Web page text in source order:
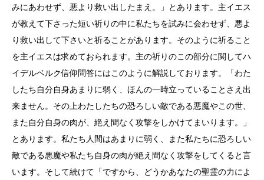
みにあわせず、悪より救い出したまえ。」とあります。主イエス
が教えて下さった短い祈りの中に私たちを試みに会わせず、悪よ
り救い出して下さいと祈ることがあります。そのように祈ること
を主イエスは求めておられます。主の祈りのこの部分に関してハ
イデルベルク信仰問答にはこのように解説しております。「わた
したち自分自身あまりに弱く、ほんの一時立っていることさえ出
来ません。その上わたしたちの恐ろしい敵である悪魔やこの世、
また自分自身の肉が、絶え間なく攻撃をしかけてまいります。」
とあります。私たち人間はあまりに弱く、また私たちに恐ろしい
敵である悪魔や私たち自身の肉が絶え間なく攻撃をしてくると言
います。そして続けて「ですから、どうかあなたの聖霊の力によ